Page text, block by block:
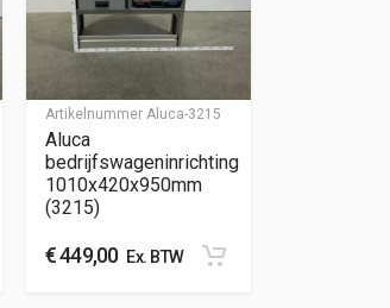
Artikelnummer Aluca-3215
Aluca
bedrijfswageninrichting
1010x420x950mm
(3215)
€449,00Ex. BTW